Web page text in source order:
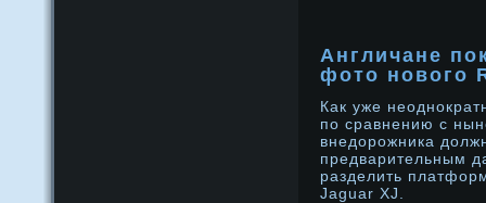
Англичане
фото нового
Как уже
по сравнению с
внедорожника
предварительным
разделить
Jaguar XJ.